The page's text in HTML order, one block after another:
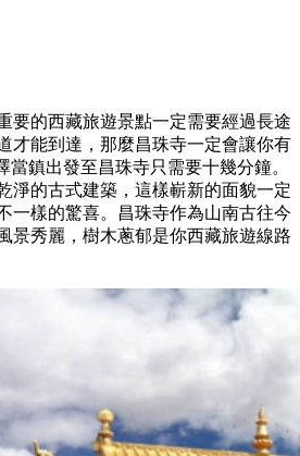
要的西藏旅遊景點一定需要經過長途
才能到達，那麼昌珠寺一定會讓你有
當鎮出發至昌珠寺只需要十幾分鐘。
淨的古式建築，這樣嶄新的面貌一定
一樣的驚喜。昌珠寺作為山南古往今
景秀麗，樹木蔥郁是你西藏旅遊線路